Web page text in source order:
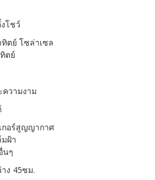
โชว์
ตย์ โซล่าเซล
ตย์
วามงาม
กอร์สูญญากาศ
ฝ้า
นๆ
ง 45ซม.